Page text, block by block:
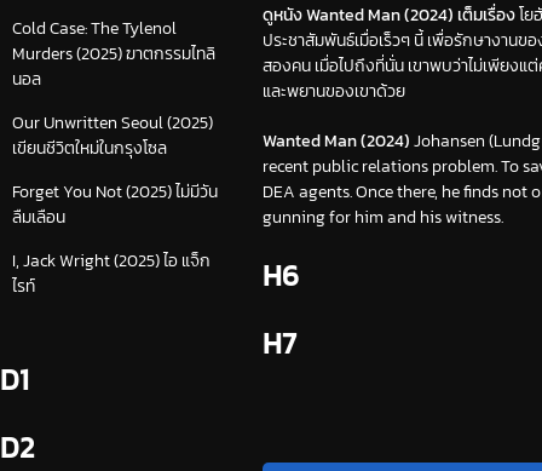
Cold Case: The Tylenol
Murders (2025) ฆาตกรรมไทลิ
นอล
Our Unwritten Seoul (2025)
เขียนชีวิตใหม่ในกรุงโซล
Forget You Not (2025) ไม่มีวัน
ลืมเลือน
I, Jack Wright (2025) ไอ แจ็ก
ไรท์
D1
D2
ดูหนัง Wanted Man (2024) เต็มเรื่องโย
ประชาสัมพันธ์เมื่อเร็วๆ นี้ เพื่อรักษางาน
สองคน เมื่อไปถึงที่นั่น เขาพบว่าไม่เพียงแ
และพยานของเขาด้วย
Wanted Man (2024)Johansen
recent public relations problem. To
DEA agents. Once there, he finds
gunning for him and his witness.
H6
H7